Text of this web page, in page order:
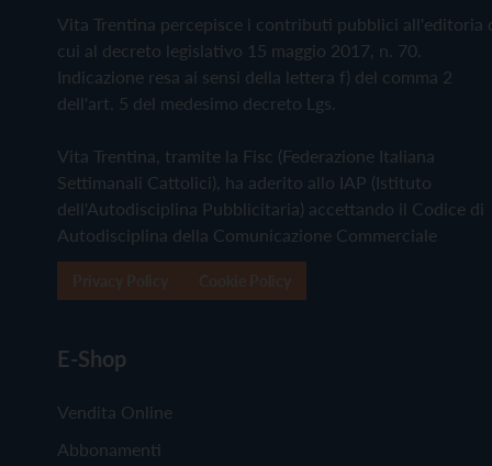
Vita Trentina percepisce i contributi pubblici all'editoria
cui al decreto legislativo 15 maggio 2017, n. 70.
Indicazione resa ai sensi della lettera f) del comma 2
dell'art. 5 del medesimo decreto Lgs.
Vita Trentina, tramite la Fisc (Federazione Italiana
Settimanali Cattolici), ha aderito allo IAP (Istituto
dell'Autodisciplina Pubblicitaria) accettando il Codice di
Autodisciplina della Comunicazione Commerciale
E-Shop
Vendita Online
Abbonamenti